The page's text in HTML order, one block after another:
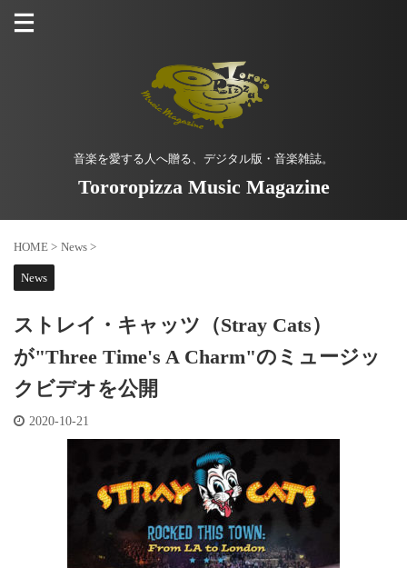
音楽を愛する人へ贈る、デジタル版・音楽雑誌。
Tororopizza Music Magazine
HOME > News >
News
ストレイ・キャッツ（Stray Cats）
が"Three Time's A Charm"のミュージッ
クビデオを公開
2020-10-21